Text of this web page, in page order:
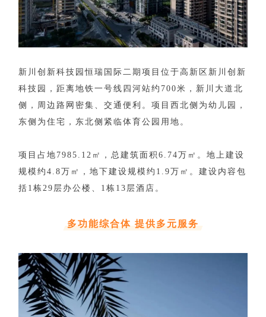
快速搜索
企业招聘
企业会员
关于投稿
广告投放
关于我们
联系我们
新川创新科技园恒瑞国际二期项目位于高新区新川创新
科技园，距离地铁一号线四河站约700米，新川大道北
侧，周边路网密集、交通便利。项目西北侧为幼儿园，
东侧为住宅，东北侧紧临体育公园用地。
项目占地7985.12㎡，总建筑面积6.74万㎡。地上建设
规模约4.8万㎡，地下建设规模约1.9万㎡。建设内容包
括1栋29层办公楼、1栋13层酒店。
多功能综合体 提供多元服务